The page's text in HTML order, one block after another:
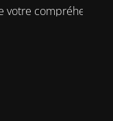
compréhension